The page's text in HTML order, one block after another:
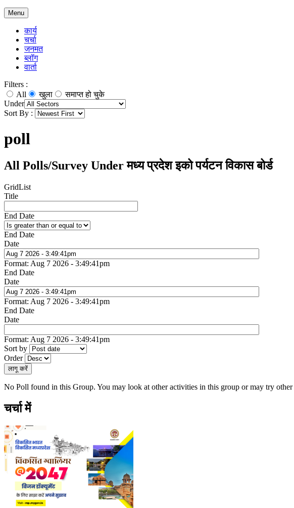
Menu
कार्य
चर्चा
जनमत
ब्लॉग
वार्ता
Filters :
All
खुला
समाप्त हो चुके
Under
Sort By :
poll
All Polls/Survey Under मध्य प्रदेश इको पर्यटन विकास बोर्ड
GridList
Title
End Date
End Date
Date
Format: Aug 7 2026 - 3:49:41pm
End Date
Date
Format: Aug 7 2026 - 3:49:41pm
End Date
Date
Format: Aug 7 2026 - 3:49:41pm
Sort by
Order
No Poll found in this Group. You may look at other activities in this group or may try other
चर्चा में